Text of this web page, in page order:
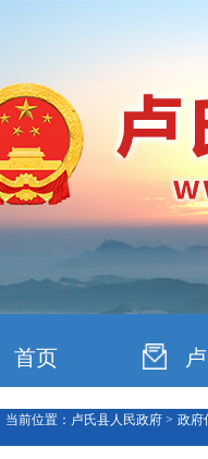
首页
当前位置：卢氏县人民政府 > 政府